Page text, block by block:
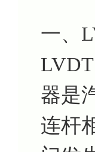
一、
器是
连杆